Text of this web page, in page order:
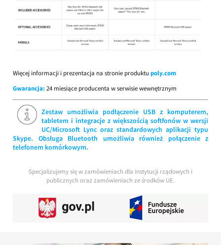
Więcej informacji i prezentacja na stronie produktu poly.com
Gwarancja: 24 miesiące producenta w serwisie wewnętrznym
Zestaw umożliwia podłączenie USB z komputerem,
tabletem i integracje z większością softfonów w wersji
UC/Microsoft Lync oraz standardowych aplikacji typu
Skype. Obsługa Bluetooth umożliwia również połączenie z
telefonem komórkowym.
Specjalizujemy się w zamówieniach dla instytucji rządowych i
publicznych oraz zamówieniach ze środków UE.